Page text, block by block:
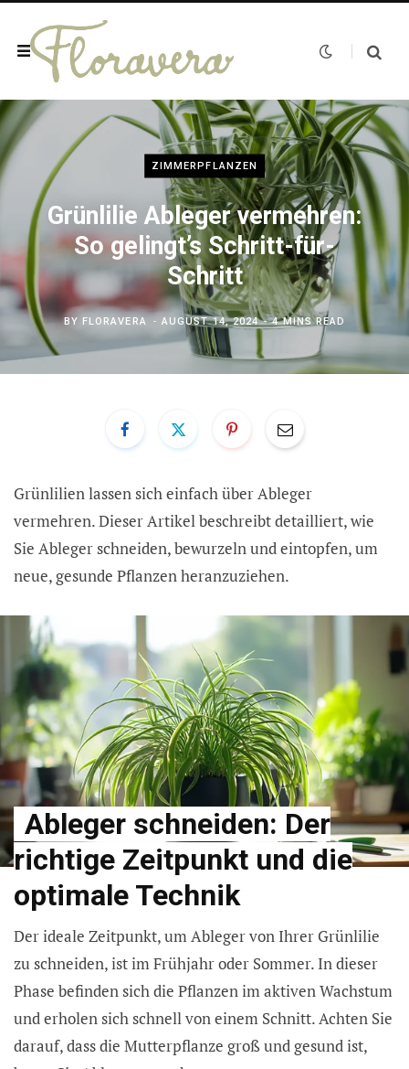
ZIMMERPFLANZEN
Grünlilie Ableger vermehren:
So gelingt’s Schritt-für-
Schritt
BY FLORAVERA AUGUST 14, 2024 4 MINS READ
Grünlilien lassen sich einfach über Ableger
vermehren. Dieser Artikel beschreibt detailliert, wie
Sie Ableger schneiden, bewurzeln und eintopfen, um
neue, gesunde Pflanzen heranzuziehen.
Ableger schneiden: Der
richtige Zeitpunkt und die
optimale Technik
Der ideale Zeitpunkt, um Ableger von Ihrer Grünlilie
zu schneiden, ist im Frühjahr oder Sommer. In dieser
Phase befinden sich die Pflanzen im aktiven Wachstum
und erholen sich schnell von einem Schnitt. Achten Sie
darauf, dass die Mutterpflanze groß und gesund ist,